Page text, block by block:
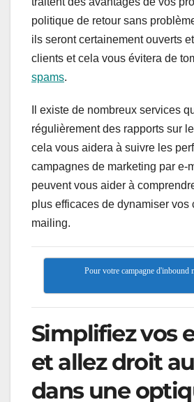
politique de retour sans
ils seront certainement ouverts
clients et cela vous évitera de
spams.
Il existe de nombreux services
régulièrement des rapports sur
cela vous aidera à suivre les
campagnes de marketing par e-
peuvent vous aider à
plus efficaces de dynamiser vos
mailing.
Pour votre campagne d'inbound
Simplifiez vos
et allez droit
dans une